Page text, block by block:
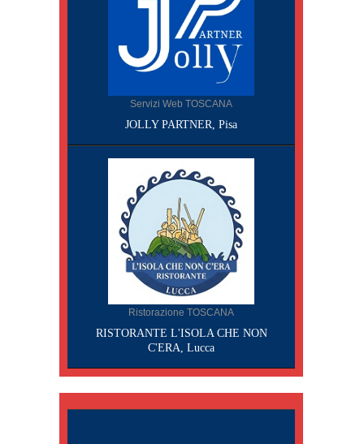
Servizi Web TOSCANA
JOLLY PARTNER, Pisa
Ristorazione TOSCANA
RISTORANTE L'ISOLA CHE NON
C'ERA, Lucca